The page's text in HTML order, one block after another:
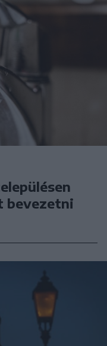
bevezetni